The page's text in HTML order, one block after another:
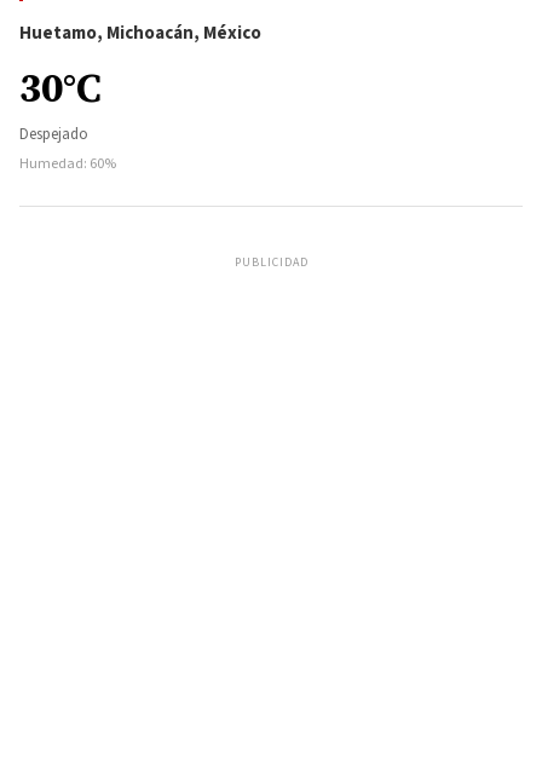
Huetamo, Michoacán, México
30°C
Despejado
Humedad: 60%
PUBLICIDAD